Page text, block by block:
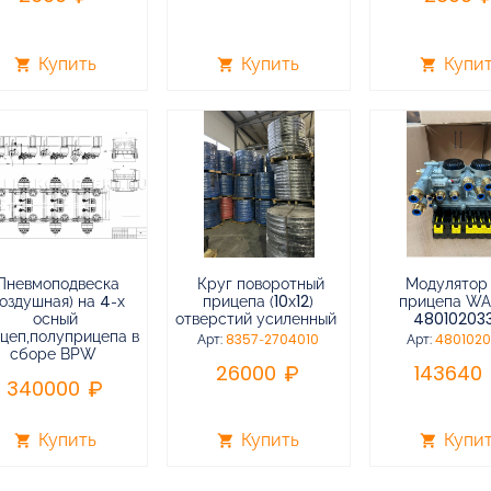
shopping_cart Купить
на 4-х
осный
в
сборе BPW
340000
shopping_cart Купить
shopping_cart Купить
Круг поворотный
прицепа (10х12)
отверстий усиленный
Арт:8357-2704010
26000
shopping_cart Купить
shopping_cart
Модулятор
прицепа
Арт:
143640
shopping_cart